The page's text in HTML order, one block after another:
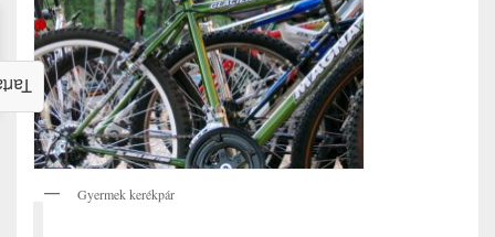
Gyermek kerékpár